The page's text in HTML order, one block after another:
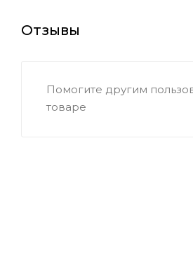
Отзывы
Помогите другим
товаре